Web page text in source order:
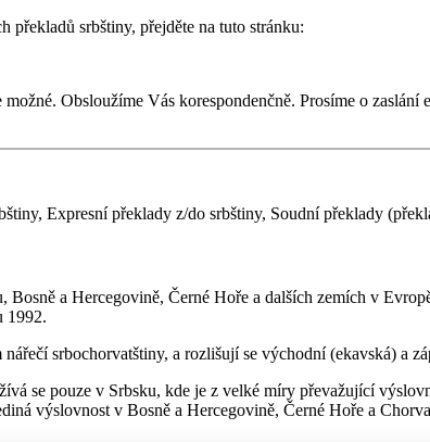
překladů srbštiny, přejděte na tuto stránku:
Obsloužíme Vás korespondenčně. Prosíme o zaslání
Expresní překlady z/do srbštiny, Soudní překlady
Bosně a Hercegovině, Černé Hoře a dalších zemích v
1992.
srbochorvatštiny, a rozlišují se východní (ekavská) a
se pouze v Srbsku, kde je z velké míry převažující
výslovnost v Bosně a Hercegovině, Černé Hoře a